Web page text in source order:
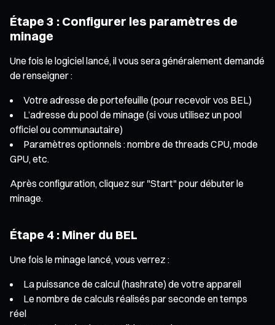
Étape 3 : Configurer les paramètres de
minage
Une fois le logiciel lancé, il vous sera généralement demandé
de renseigner :
Votre adresse de portefeuille (pour recevoir vos BEL)
L’adresse du pool de minage (si vous utilisez un pool
officiel ou communautaire)
Paramètres optionnels : nombre de threads CPU, mode
GPU, etc.
Après configuration, cliquez sur "Start" pour débuter le
minage.
Étape 4 : Miner du BEL
Une fois le minage lancé, vous verrez :
La puissance de calcul (hashrate) de votre appareil
Le nombre de calculs réalisés par seconde en temps
réel